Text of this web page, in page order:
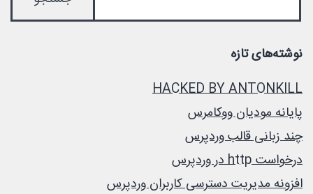
نوشته‌های تازه
HACKED BY ANTONKILL
پایانه مودیان ووکامرس
چند زبانی قالب وردپرس
درخواست http در وردپرس
افزونه مدیریت دسترسی کاربران وردپرس